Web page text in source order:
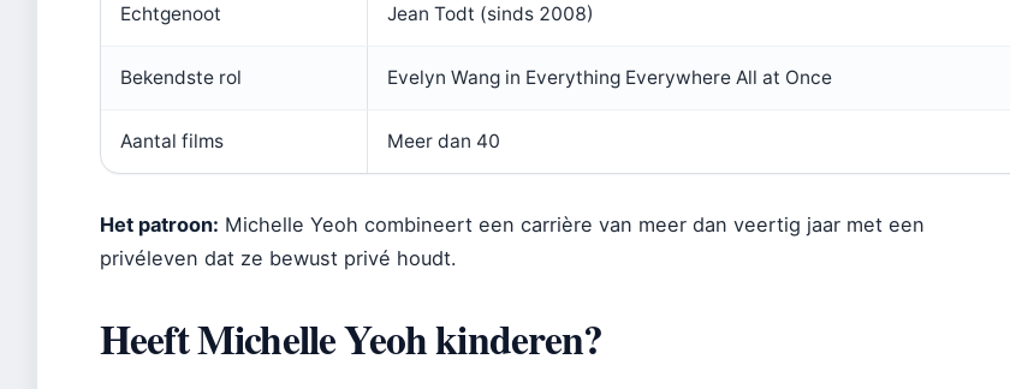
Echtgenoot Jean Todt (sinds 2008)
Bekendste rol Evelyn Wang in Everything Everywhere All at Once
Aantal films Meer dan 40
Het patroon: Michelle Yeoh combineert een carrière van meer dan veertig jaar met een
privéleven dat ze bewust privé houdt.
Heeft Michelle Yeoh kinderen?